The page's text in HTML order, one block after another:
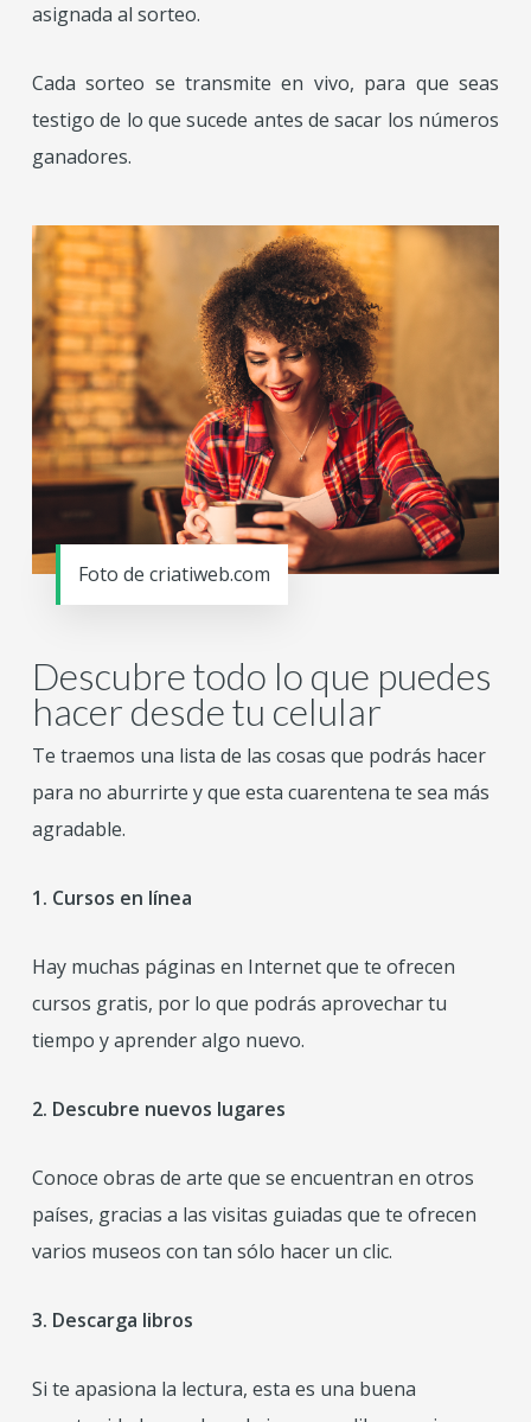
asignada al sorteo.
Cada sorteo se transmite en vivo, para que seas
testigo de lo que sucede antes de sacar los números
ganadores.
Foto de criatiweb.com
Descubre todo lo que puedes
hacer desde tu celular
Te traemos una lista de las cosas que podrás hacer
para no aburrirte y que esta cuarentena te sea más
agradable.
1. Cursos en línea
Hay muchas páginas en Internet que te ofrecen
cursos gratis, por lo que podrás aprovechar tu
tiempo y aprender algo nuevo.
2. Descubre nuevos lugares
Conoce obras de arte que se encuentran en otros
países, gracias a las visitas guiadas que te ofrecen
varios museos con tan sólo hacer un clic.
3. Descarga libros
Si te apasiona la lectura, esta es una buena